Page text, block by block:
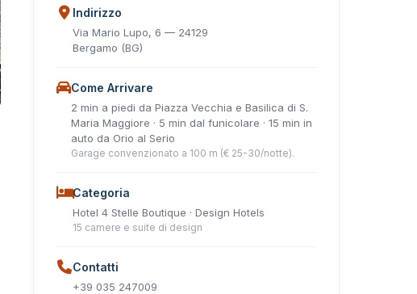
Indirizzo
Via Mario Lupo, 6 — 24129
Bergamo (BG)
Come Arrivare
2 min a piedi da Piazza Vecchia e Basilica di S.
Maria Maggiore · 5 min dal funicolare · 15 min in
auto da Orio al Serio
Garage convenzionato a 100 m (€ 25-30/notte).
Categoria
Hotel 4 Stelle Boutique · Design Hotels
15 camere e suite di design
Contatti
+39 035 247009